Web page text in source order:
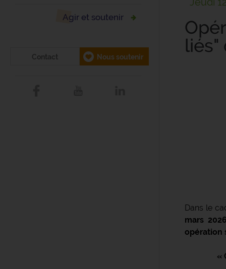
Agir et soutenir
Contact Nous soutenir
liés"
Dans le
mars 2026
opération
«